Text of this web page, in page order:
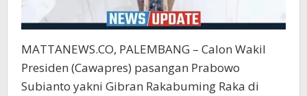
MATTANEWS.CO, PALEMBANG – Calon Wakil
Presiden (Cawapres) pasangan Prabowo
Subianto yakni Gibran Rakabuming Raka di